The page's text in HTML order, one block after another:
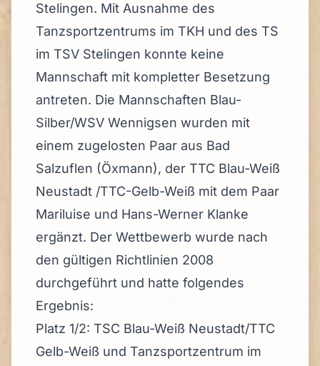
Stelingen. Mit Ausnahme des
Tanzsportzentrums im TKH und des TS
im TSV Stelingen konnte keine
Mannschaft mit kompletter Besetzung
antreten. Die Mannschaften Blau-
Silber/WSV Wennigsen wurden mit
einem zugelosten Paar aus Bad
Salzuflen (Öxmann), der TTC Blau-Weiß
Neustadt /TTC-Gelb-Weiß mit dem Paar
Mariluise und Hans-Werner Klanke
ergänzt. Der Wettbewerb wurde nach
den gültigen Richtlinien 2008
durchgeführt und hatte folgendes
Ergebnis:
Platz 1/2: TSC Blau-Weiß Neustadt/TTC
Gelb-Weiß und Tanzsportzentrum im